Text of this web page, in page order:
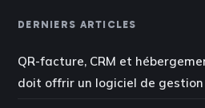
DERNIERS ARTICLES
QR-facture, CRM et
doit offrir un logiciel de